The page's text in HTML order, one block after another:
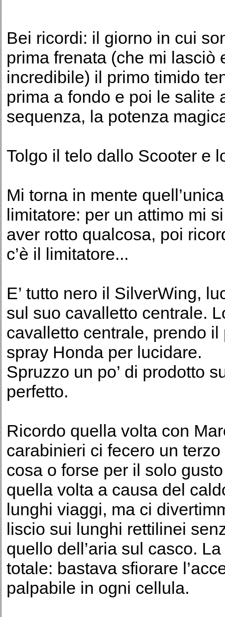
Bei ricordi: il giorno in cui
prima frenata (che mi lasciò
incredibile) il primo timido
prima a fondo e poi le salite
sequenza, la potenza
Tolgo il telo dallo Scooter e
Mi torna in mente
limitatore: per un attimo mi
aver rotto qualcosa, poi
c’è il limitatore...
E’ tutto nero il SilverWing,
sul suo cavalletto centrale.
cavalletto centrale, prendo
spray Honda per lucidare.
Spruzzo un po’ di prodotto
perfetto.
Ricordo quella volta con
carabinieri ci fecero un
cosa o forse per il solo
quella volta a causa del
lunghi viaggi, ma ci
liscio sui lunghi rettilinei
quello dell’aria sul casco.
totale: bastava sfiorare
palpabile in ogni cellula.